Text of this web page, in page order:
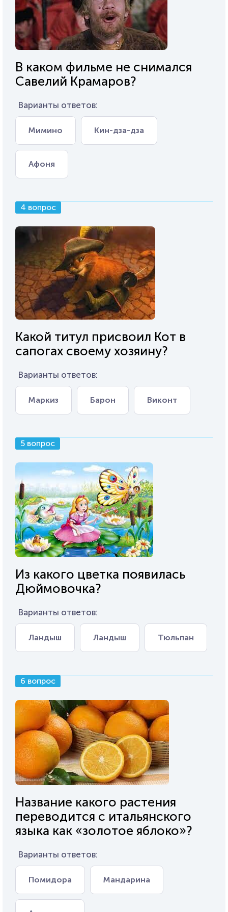
В каком фильме не снимался
Савелий Крамаров?
Варианты ответов:
Мимино Кин-дза-дза
Афоня
4 вопрос
Какой титул присвоил Кот в
сапогах своему хозяину?
Варианты ответов:
Маркиз Барон Виконт
5 вопрос
Из какого цветка появилась
Дюймовочка?
Варианты ответов:
Ландыш Ландыш Тюльпан
6 вопрос
Название какого растения
переводится с итальянского
языка как «золотое яблоко»?
Варианты ответов:
Помидора Мандарина